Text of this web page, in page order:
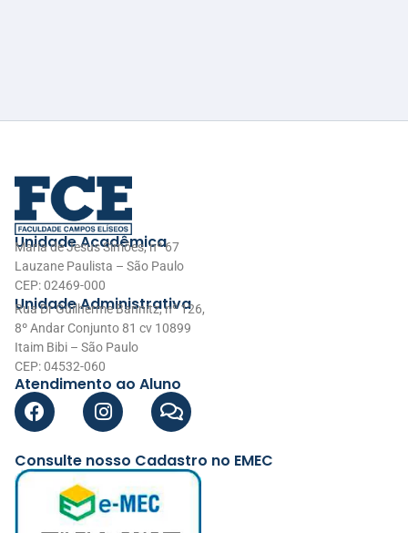
Unidade Acadêmica
Maria de Jesus Simões, nº 67
Lauzane Paulista – São Paulo
CEP: 02469-000
Unidade Administrativa
Rua Dr Guilherme Bannitz, nº 126,
8º Andar Conjunto 81 cv 10899
Itaim Bibi – São Paulo
CEP: 04532-060
Atendimento ao Aluno
Consulte nosso Cadastro no EMEC